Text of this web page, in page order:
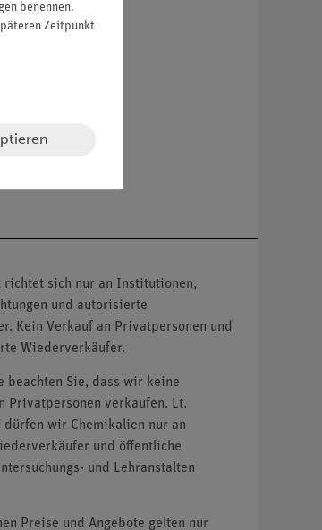
(03949-00).
richtet sich nur an Institutionen,
und autorisierte
Kein Verkauf an Privatpersonen und
Wiederverkäufer.
beachten Sie, dass wir keine
Privatpersonen verkaufen. Lt.
dürfen wir Chemikalien nur an
und öffentliche
und Lehranstalten
Preise und Angebote gelten nur
benennen.
Zeitpunkt